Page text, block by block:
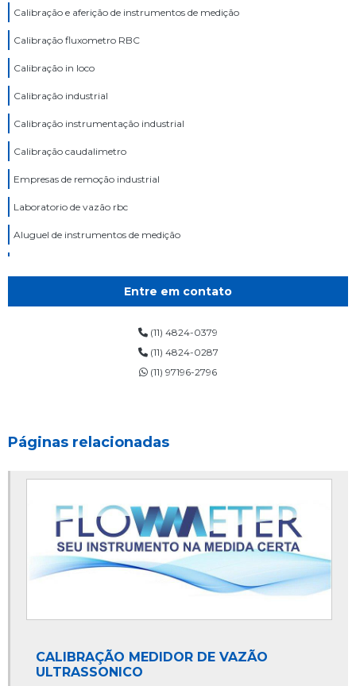
Calibração e aferição de instrumentos de medição
Calibração fluxometro RBC
Calibração in loco
Calibração industrial
Calibração instrumentação industrial
Calibração caudalimetro
Empresas de remoção industrial
Laboratorio de vazão rbc
Aluguel de instrumentos de medição
Calibração de equipamentos de laboratório
Calibração de equipamentos industriais
Calibração de equipamentos sp
Calibração de instrumentos de vazão
Calibração de instrumentos industriais
Calibração de medidores de vazão
Calibração de transmissor de vazão
Calibração de vazão em campo
Calibração e qualificação de equipamentos
Entre em contato
(11) 4824-0379
(11) 4824-0287
(11) 97196-2796
Páginas relacionadas
CALIBRAÇÃO MEDIDOR DE VAZÃO
ULTRASSONICO